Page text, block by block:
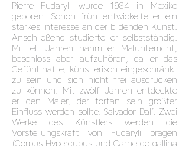
Pierre Fudaryli wurde 1984 in Mexiko
geboren. Schon früh entwickelte er ein
starkes Interesse an der bildenden Kunst.
Anschließend studierte er selbstständig.
Mit elf Jahren nahm er Malunterricht,
beschloss aber aufzuhören, da er das
Gefühl hatte, künstlerisch eingeschränkt
zu sein und sich nicht frei ausdrücken
zu können. Mit zwölf Jahren entdeckte
er den Maler, der fortan sein größter
Einfluss werden sollte, Salvador Dalí. Zwei
Werke des Künstlers werden die
Vorstellungskraft von Fudaryli prägen
(Corpus Hypercubus und Carne de gallina